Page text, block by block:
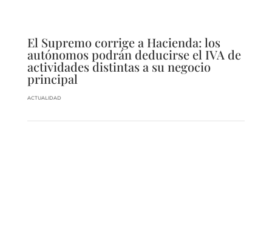
El Supremo corrige a Hacienda: los
autónomos podrán deducirse el IVA de
actividades distintas a su negocio
principal
ACTUALIDAD